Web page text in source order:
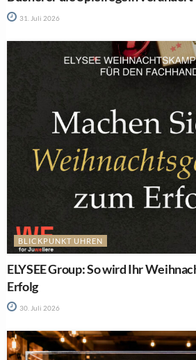
31. Juli 2026
BLICKPUNKT UHREN
ELYSEE Group: So wird Ihr
Erfolg
30. Juli 2026